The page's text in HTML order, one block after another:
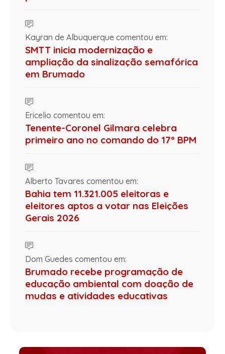
Kayran de Albuquerque comentou em:
SMTT inicia modernização e
ampliação da sinalização semafórica
em Brumado
Ericelio comentou em:
Tenente-Coronel Gilmara celebra
primeiro ano no comando do 17º BPM
Alberto Tavares comentou em:
Bahia tem 11.321.005 eleitoras e
eleitores aptos a votar nas Eleições
Gerais 2026
Dom Guedes comentou em:
Brumado recebe programação de
educação ambiental com doação de
mudas e atividades educativas